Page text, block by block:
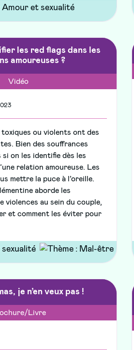
les red flags dans les
amoureuses ?
Vidéo
ou violents ont des
Bien des souffrances
on les identifie dès les
relation amoureuse. Les
mettre la puce à l’oreille.
aborde les
violences au sein du couple,
et comment les éviter pour
je n’en veux pas !
Livre